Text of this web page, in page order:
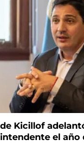
Kicillof
el año